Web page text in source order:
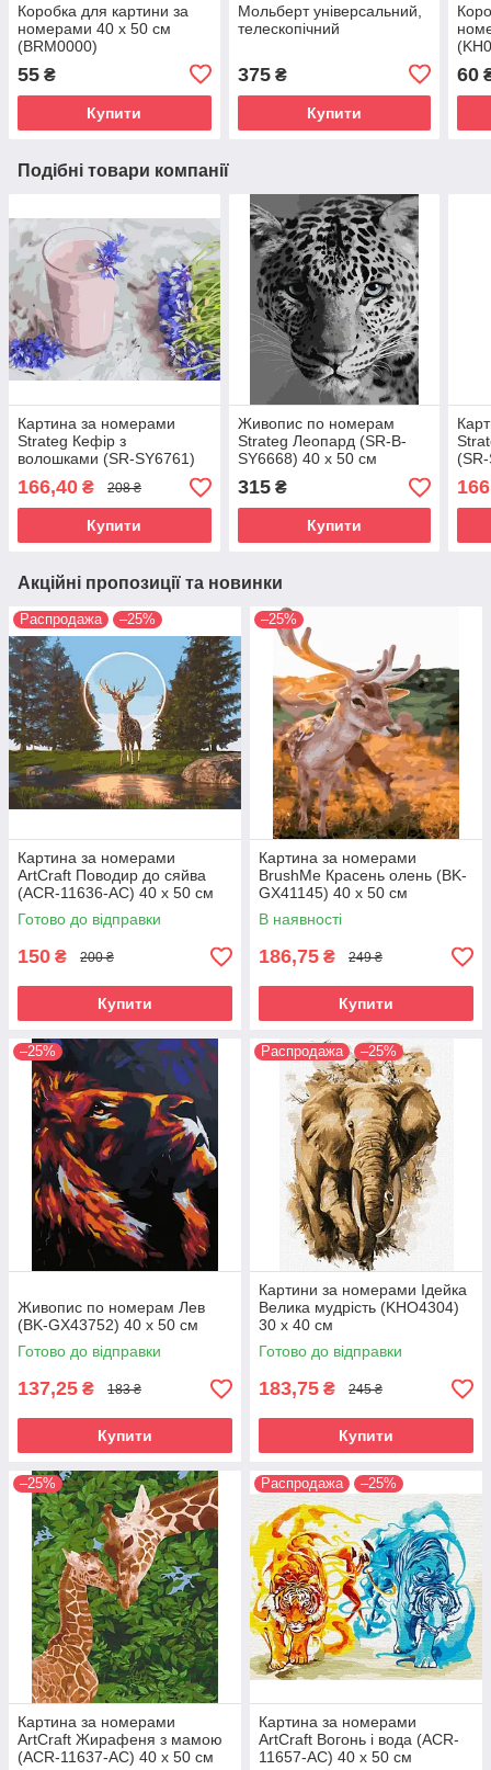
Коробка для картини за
номерами 40 х 50 см
(BRM0000)
55 ₴
Купити
Мольберт універсальний,
телескопічний
375₴
Купити
60
Подібні товари компанії
Картина за номерами
Strateg Кефір з
волошками (SR-SY6761)
40 х 50 см
166,40 ₴ 208 ₴
Купити
Живопис по номерам
Strateg Леопард (SR-B-
SY6668) 40 х 50 см
315₴
Купити
Акційні пропозиції та новинки
Распродажа –25%
Картина за номерами
ArtCraft Поводир до сяйва
(ACR-11636-AC) 40 х 50 см
Готово до відправки
150 ₴ 200 ₴
Купити
–25%
Картина за номерами
BrushMe Красень олень (BK-
GX41145) 40 х 50 см
В наявності
186,75 ₴ 249 ₴
Купити
–25%
Живопис по номерам Лев
(BK-GX43752) 40 х 50 см
Готово до відправки
137,25 ₴ 183 ₴
Купити
Распродажа –25%
Картини за номерами Ідейка
Велика мудрість (KHO4304)
30 х 40 см
Готово до відправки
183,75 ₴ 245 ₴
Купити
–25%
Картина за номерами
ArtCraft Жирафеня з мамою
(ACR-11637-AC) 40 х 50 см
Распродажа –25%
Картина за номерами
ArtCraft Вогонь і вода (ACR-
11657-AC) 40 х 50 см